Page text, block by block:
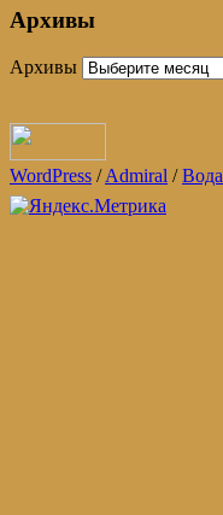
Архивы
Архивы
WordPress /Admiral /Вода